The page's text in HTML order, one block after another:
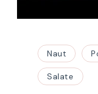
Naut
Salate